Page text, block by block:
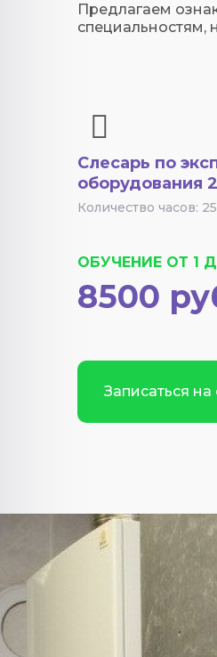
Предлагаем
специальностям,
Слесарь по
оборудования
Количество часов:
Записаться
ОБУЧЕНИЕ ОТ 1
8500